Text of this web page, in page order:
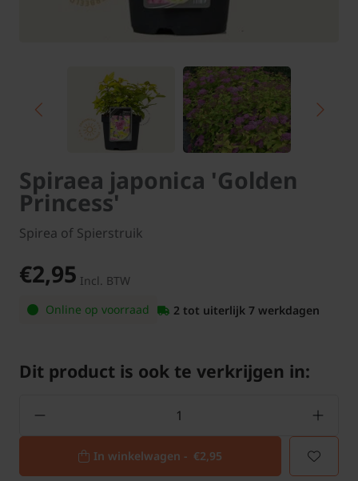
Spiraea japonica 'Golden
Princess'
Spirea of Spierstruik
€2,95 Incl. BTW
Online op voorraad
2 tot uiterlijk 7 werkdagen
Dit product is ook te verkrijgen in:
In winkelwagen - €2,95